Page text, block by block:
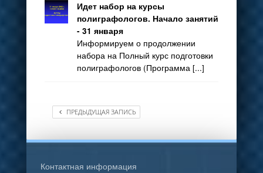
Идет набор на курсы
полиграфологов. Начало занятий
- 31 января
Информируем о продолжении
набора на Полный курс подготовки
полиграфологов (Программа [...]
ПРЕДЫДУЩАЯ ЗАПИСЬ
Контактная информация